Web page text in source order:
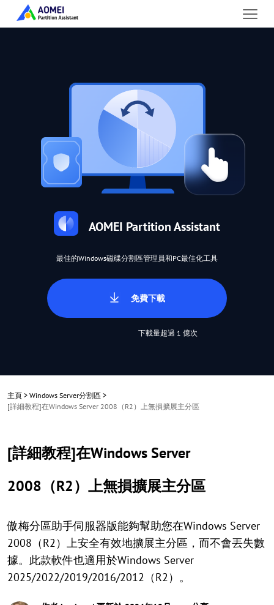
AOMEI Partition Assistant
最佳的Windows磁碟分割區管理員和PC最佳化工具
免費下載
下載量超過 1 億次
主頁 > Windows Server分割區 >
[詳細教程]在Windows Server 2008（R2）上無損擴展主分區
[詳細教程]在Windows Server
2008（R2）上無損擴展主分區
傲梅分區助手伺服器版能夠幫助您在Windows Server
2008（R2）上安全有效地擴展主分區，而不會丟失數
據。此款軟件也適用於Windows Server
2025/2022/2019/2016/2012（R2）。